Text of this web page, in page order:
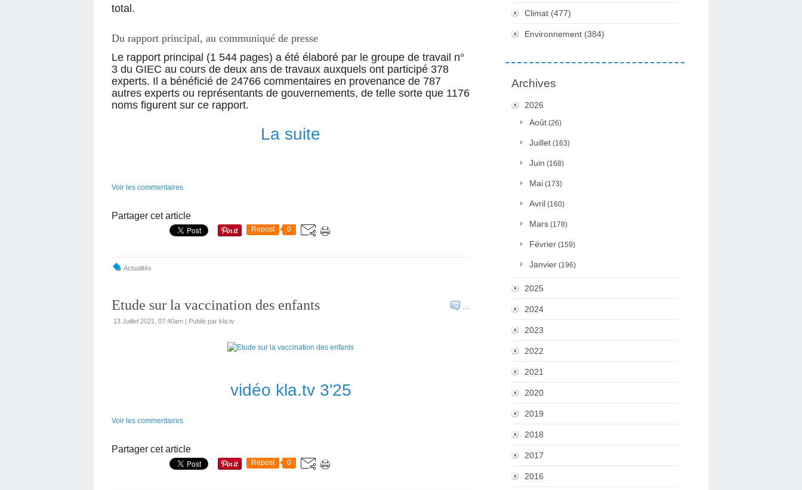
total.
Du rapport principal, au communiqué de presse
Le rapport principal (1 544 pages) a été élaboré par le groupe de travail n°
3 du GIEC au cours de deux ans de travaux auxquels ont participé 378
experts. Il a bénéficié de 24766 commentaires en provenance de 787
autres experts ou représentants de gouvernements, de telle sorte que 1176
noms figurent sur ce rapport.
La suite
Voir les commentaires
Partager cet article
Repost 0
Actualités
…
Etude sur la vaccination des enfants
13 Juillet 2021, 07:40am | Publié par kla.tv
vidéo kla.tv 3'25
Voir les commentaires
Partager cet article
Repost 0
Climat (477)
Environnement (384)
Archives
2026
Août (26)
Juillet (163)
Juin (168)
Mai (173)
Avril (160)
Mars (178)
Février (159)
Janvier (196)
2025
2024
2023
2022
2021
2020
2019
2018
2017
2016